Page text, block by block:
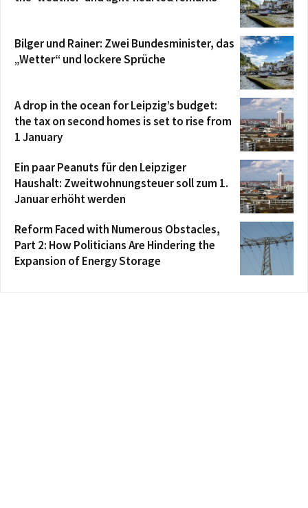
Bilger und Rainer: Zwei Bundesminister, das
„Wetter“ und lockere Sprüche
A drop in the ocean for Leipzig’s budget:
the tax on second homes is set to rise from
1 January
Ein paar Peanuts für den Leipziger
Haushalt: Zweitwohnungsteuer soll zum 1.
Januar erhöht werden
Reform Faced with Numerous Obstacles,
Part 2: How Politicians Are Hindering the
Expansion of Energy Storage